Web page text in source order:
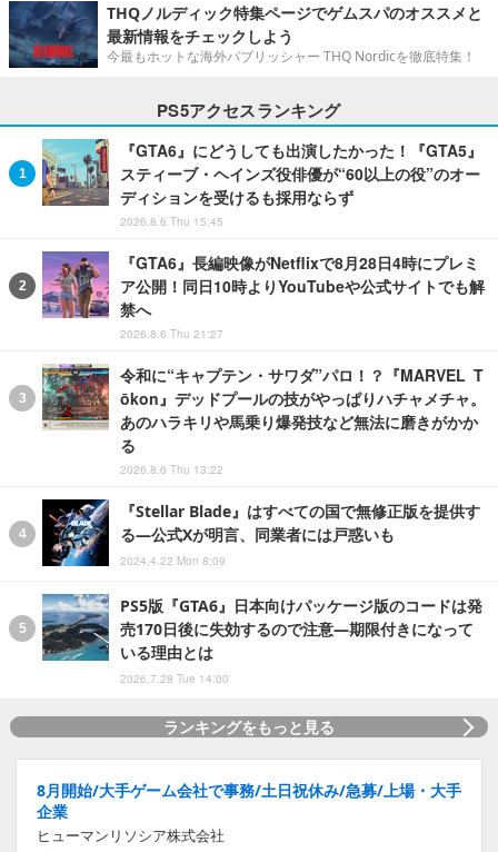
THQノルディック特集ページでゲムスパのオススメと
最新情報をチェックしよう
今最もホットな海外パブリッシャー THQ Nordicを徹底特集！
PS5アクセスランキング
『GTA6』にどうしても出演したかった！『GTA5』
スティーブ・ヘインズ役俳優が“60以上の役”のオー
ディションを受けるも採用ならず
2026.8.6 Thu 15:45
『GTA6』長編映像がNetflixで8月28日4時にプレミ
ア公開！同日10時よりYouTubeや公式サイトでも解
禁へ
2026.8.6 Thu 21:27
令和に“キャプテン・サワダ”パロ！？『MARVEL T
ōkon』デッドプールの技がやっぱりハチャメチャ。
あのハラキリや馬乗り爆発技など無法に磨きがかか
る
2026.8.6 Thu 13:22
『Stellar Blade』はすべての国で無修正版を提供す
る―公式Xが明言、同業者には戸惑いも
2024.4.22 Mon 8:09
PS5版『GTA6』日本向けパッケージ版のコードは発
売170日後に失効するので注意―期限付きになって
いる理由とは
2026.7.28 Tue 14:00
ランキングをもっと見る
8月開始/大手ゲーム会社で事務/土日祝休み/急募/上場・大手
企業
ヒューマンリソシア株式会社